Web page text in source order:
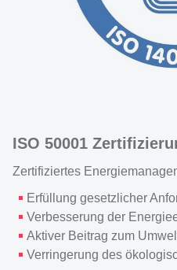
ISO 50001
Zertifiziertes
Erfüllung gesetzlicher
Verbesserung der
Aktiver Beitrag zum
Verringerung des